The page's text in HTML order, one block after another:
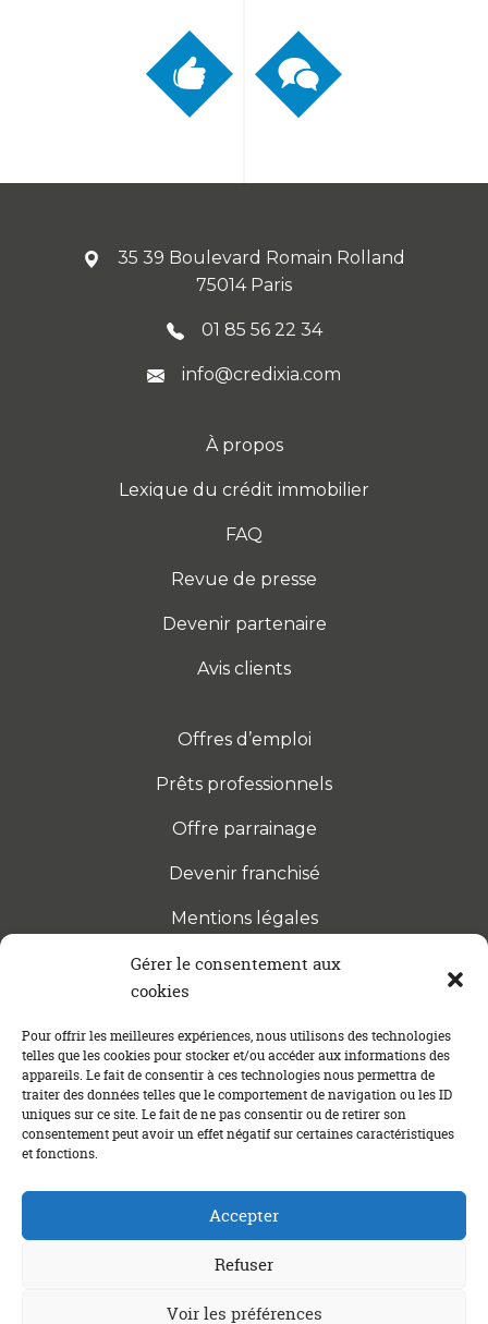
Gérer le consentement aux
cookies
Pour offrir les meilleures expériences, nous utilisons des technologies
telles que les cookies pour stocker et/ou accéder aux informations des
appareils. Le fait de consentir à ces technologies nous permettra de
traiter des données telles que le comportement de navigation ou les ID
uniques sur ce site. Le fait de ne pas consentir ou de retirer son
consentement peut avoir un effet négatif sur certaines caractéristiques
et fonctions.
Accepter
Refuser
Voir les préférences
35 39 Boulevard Romain Rolland
75014 Paris
01 85 56 22 34
info@credixia.com
À propos
Lexique du crédit immobilier
FAQ
Revue de presse
Devenir partenaire
Avis clients
Offres d’emploi
Prêts professionnels
Offre parrainage
Devenir franchisé
Mentions légales
S’INSCRIRE À LA NEWSLETTER
Abonnez-vous à notre newsletter pour être tenu au
courant des dernières actualités concernant le
crédit immobilier !
Un crédit vous engage et doit être remboursé. Vérifiez vos